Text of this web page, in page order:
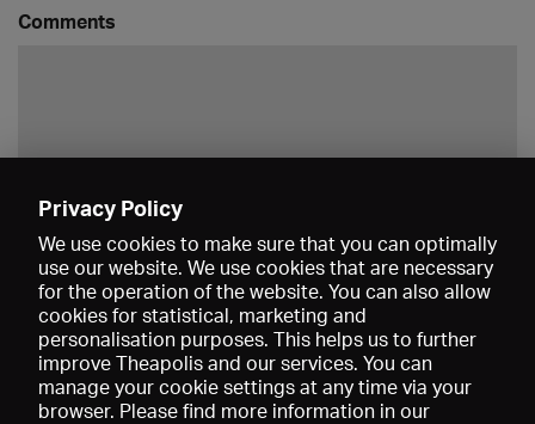
Comments
Privacy Policy
We use cookies to make sure that you can optimally
use our website. We use cookies that are necessary
for the operation of the website. You can also allow
cookies for statistical, marketing and
personalisation purposes. This helps us to further
improve Theapolis and our services. You can
manage your cookie settings at any time via your
browser. Please find more information in our